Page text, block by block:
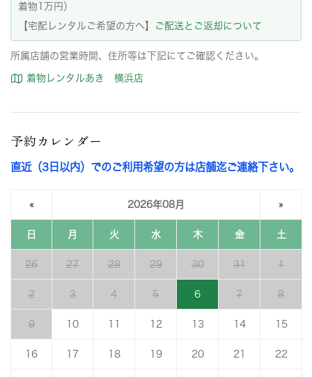
着物1万円）
【宅配レンタルご希望の方へ】
ご配送とご返却について
所属店舗の営業時間、住所等は下記にてご確認ください。
着物レンタルあき 横浜店
予約カレンダー
直近（3日以内）でのご利用希望の方は店舗迄ご連絡下さい。
« 2026年08月 »
日 月 火 水 木 金 土
26 27 28 29 30 31 1
2 3 4 5 6 7 8
9 10 12 13 14 15
16 17 18 19 20 21 22